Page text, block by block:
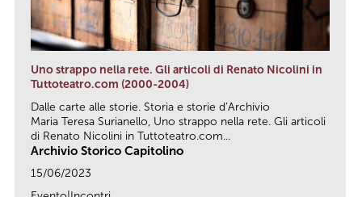
Uno strappo nella rete. Gli articoli di Renato Nicolini in
Tuttoteatro.com (2000-2004)
Dalle carte alle storie. Storia e storie d’Archivio
Maria Teresa Surianello, Uno strappo nella rete. Gli articoli
di Renato Nicolini in Tuttoteatro.com...
Archivio Storico Capitolino
15/06/2023